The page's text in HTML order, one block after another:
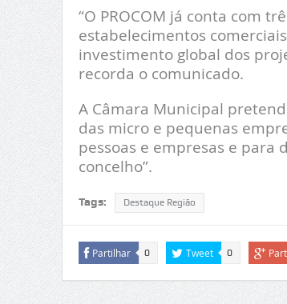
“O PROCOM já conta com
estabelecimentos
investimento global dos
recorda o comunicado.
A Câmara Municipal
das micro e pequenas
pessoas e empresas e para
concelho”.
Tags: Destaque Região
Partilhar 0 Tweet 0